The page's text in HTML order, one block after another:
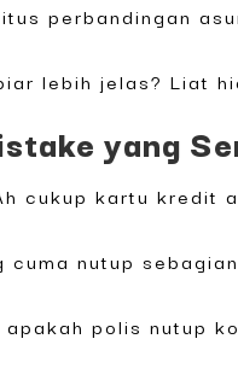
perbandingan
lebih jelas? Liat
yang
cukup kartu kredit
cuma nutup
apakah polis nutup